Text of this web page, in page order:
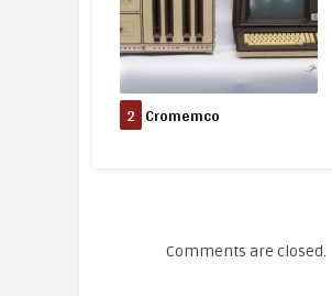
2 Cromemco
Comments are closed.